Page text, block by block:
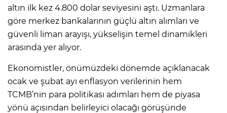
altın ilk kez 4.800 dolar seviyesini aştı. Uzmanlara
göre merkez bankalarının güçlü altın alımları ve
güvenli liman arayışı, yükselişin temel dinamikleri
arasında yer alıyor.
Ekonomistler, önümüzdeki dönemde açıklanacak
ocak ve şubat ayı enflasyon verilerinin hem
TCMB’nin para politikası adımları hem de piyasa
yönü açısından belirleyici olacağı görüşünde